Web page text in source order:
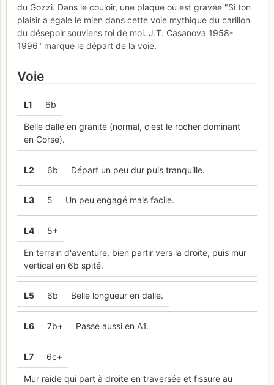
du Gozzi. Dans le couloir, une plaque où est gravée "Si ton
plaisir a égale le mien dans cette voie mythique du carillon
du désepoir souviens toi de moi. J.T. Casanova 1958-
1996" marque le départ de la voie.
Voie
L1 6b
Belle dalle en granite (normal, c'est le rocher dominant
en Corse).
L2 6b Départ un peu dur puis tranquille.
L3 5 Un peu engagé mais facile.
L4 5+
En terrain d'aventure, bien partir vers la droite, puis mur
vertical en 6b spité.
L5 6b Belle longueur en dalle.
L6 7b+ Passe aussi en A1.
L7 6c+
Mur raide qui part à droite en traversée et fissure au